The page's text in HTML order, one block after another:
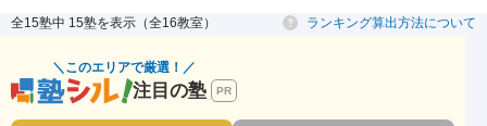
全15塾中 15塾を表示（全16教室） ランキング算出方法について
＼このエリアで厳選！／
注目の塾 PR